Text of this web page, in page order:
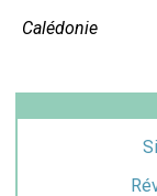
Calédonie